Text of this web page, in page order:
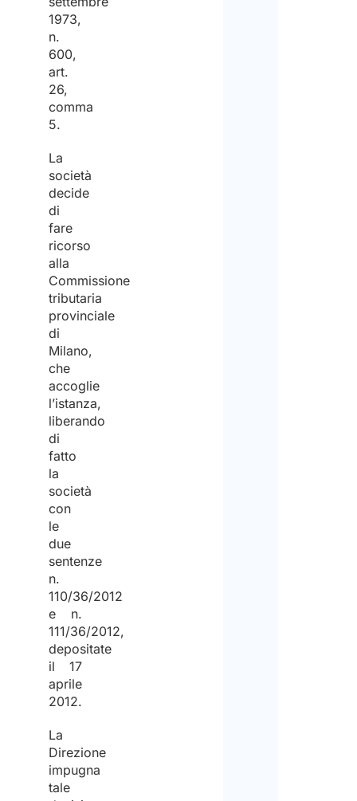
1973,
n.
600,
art.
26,
comma
5.
La
società
decide
di
fare
ricorso
alla
Commissione
tributaria
provinciale
di
Milano,
che
accoglie
l’istanza,
liberando
di
fatto
la
società
con
le
due
sentenze
n.
110/36/2012
e n.
111/36/2012,
depositate
il 17
aprile
2012.
La
Direzione
impugna
tale